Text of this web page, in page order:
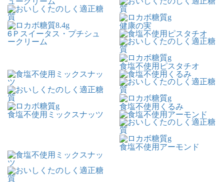
8.4g
6Ｐスイータス・プチシュ
ークリーム
g
健康の実
g
食塩不使用ピスタチオ
g
食塩不使用ミックスナッツ
g
食塩不使用くるみ
g
食塩不使用アーモンド